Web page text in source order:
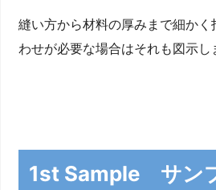
縫い方から材料の厚みまで細か
わせが必要な場合はそれも図示し
1st Sample サン